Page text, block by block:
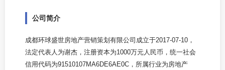
公司简介
成都环球盛世房地产营销策划有限公司成立于2017-07-10，
法定代表人为谢杰，注册资本为1000万元人民币，统一社会
信用代码为91510107MA6DE6AE0C，所属行业为房地产